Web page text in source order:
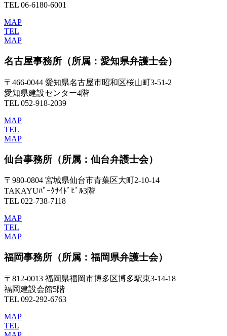
TEL 06-6180-6001
MAP
TEL
MAP
名古屋事務所 （所属：愛知県弁護士会）
〒466-0044 愛知県名古屋市昭和区桜山町3-51-2
愛知県建設センター4階
TEL 052-918-2039
MAP
TEL
MAP
仙台事務所 （所属：仙台弁護士会）
〒980-0804 宮城県仙台市青葉区大町2-10-14
TAKAYUﾊﾟｰｸｻｲﾄﾞﾋﾞﾙ3階
TEL 022-738-7118
MAP
TEL
MAP
福岡事務所 （所属：福岡県弁護士会）
〒812-0013 福岡県福岡市博多区博多駅東3-14-18
福岡建設会館5階
TEL 092-292-6763
MAP
TEL